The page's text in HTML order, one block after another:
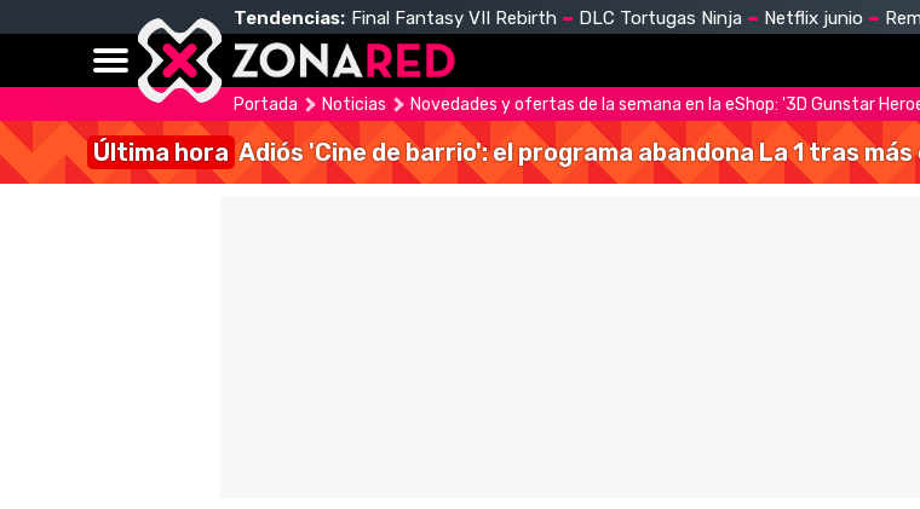
Tendencias: Final Fantasy VII Rebirth DLC Tortugas Ninja Netflix junio
Portada Noticias Novedades y ofertas de la semana en la eShop: '3D Gunstar
Última hora Adiós 'Cine de barrio': el programa abandona La 1 tras más